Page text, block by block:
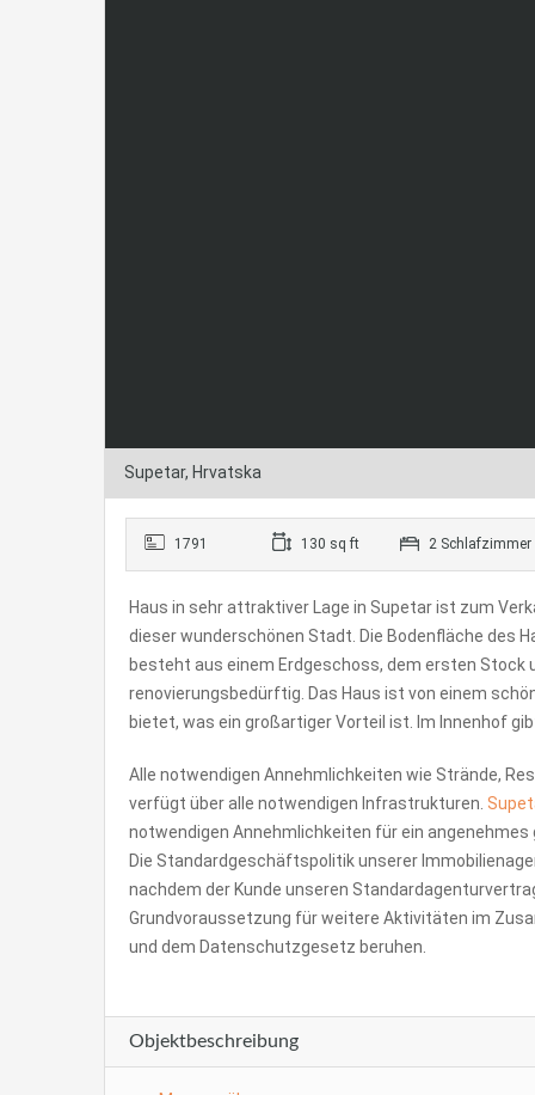
Supetar, Hrvatska
1791 130 sq ft 2 Schlafzimmer
Haus in sehr attraktiver Lage in Supetar ist zum
dieser wunderschönen Stadt. Die Bodenfläche des
besteht aus einem Erdgeschoss, dem ersten Stock
renovierungsbedürftig. Das Haus ist von einem
bietet, was ein großartiger Vorteil ist. Im Innenhof
Alle notwendigen Annehmlichkeiten wie Strände,
verfügt über alle notwendigen Infrastrukturen.
notwendigen Annehmlichkeiten für ein
Die Standardgeschäftspolitik unserer
nachdem der Kunde unseren
Grundvoraussetzung für weitere Aktivitäten im
und dem Datenschutzgesetz beruhen.
Objektbeschreibung